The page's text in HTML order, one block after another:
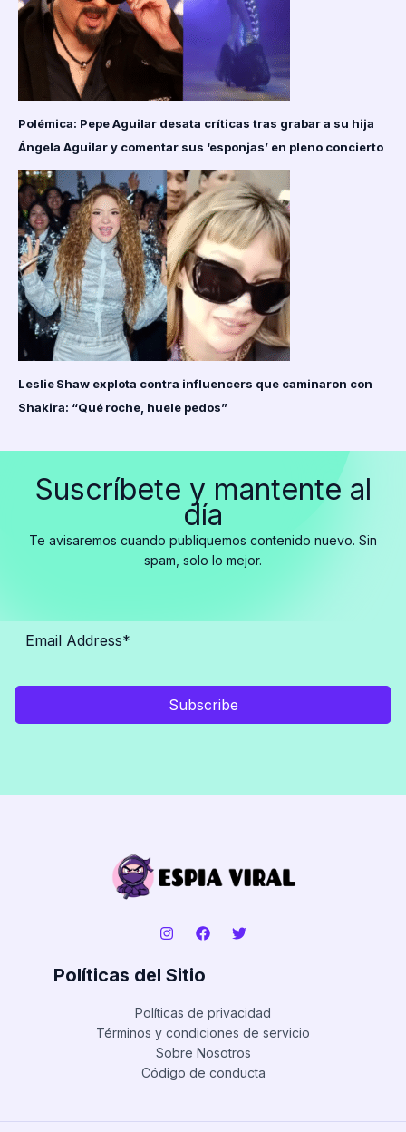
Polémica: Pepe Aguilar desata críticas tras grabar a su hija
Ángela Aguilar y comentar sus ‘esponjas’ en pleno concierto
Leslie Shaw explota contra influencers que caminaron con
Shakira: “Qué roche, huele pedos”
Suscríbete y mantente al
día
Te avisaremos cuando publiquemos contenido nuevo. Sin
spam, solo lo mejor.
Subscribe
Políticas del Sitio
Políticas de privacidad
Términos y condiciones de servicio
Sobre Nosotros
Código de conducta